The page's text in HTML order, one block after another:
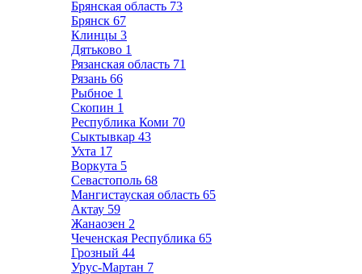
Брянская область 73
Брянск 67
Клинцы 3
Дятьково 1
Рязанская область 71
Рязань 66
Рыбное 1
Скопин 1
Республика Коми 70
Сыктывкар 43
Ухта 17
Воркута 5
Севастополь 68
Мангистауская область 65
Актау 59
Жанаозен 2
Чеченская Республика 65
Грозный 44
Урус-Мартан 7